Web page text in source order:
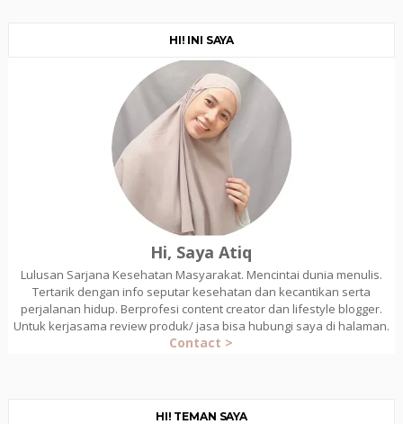
HI! INI SAYA
Hi, Saya Atiq
Lulusan Sarjana Kesehatan Masyarakat. Mencintai dunia menulis.
Tertarik dengan info seputar kesehatan dan kecantikan serta
perjalanan hidup. Berprofesi content creator dan lifestyle blogger.
Untuk kerjasama review produk/ jasa bisa hubungi saya di halaman.
Contact >
HI! TEMAN SAYA